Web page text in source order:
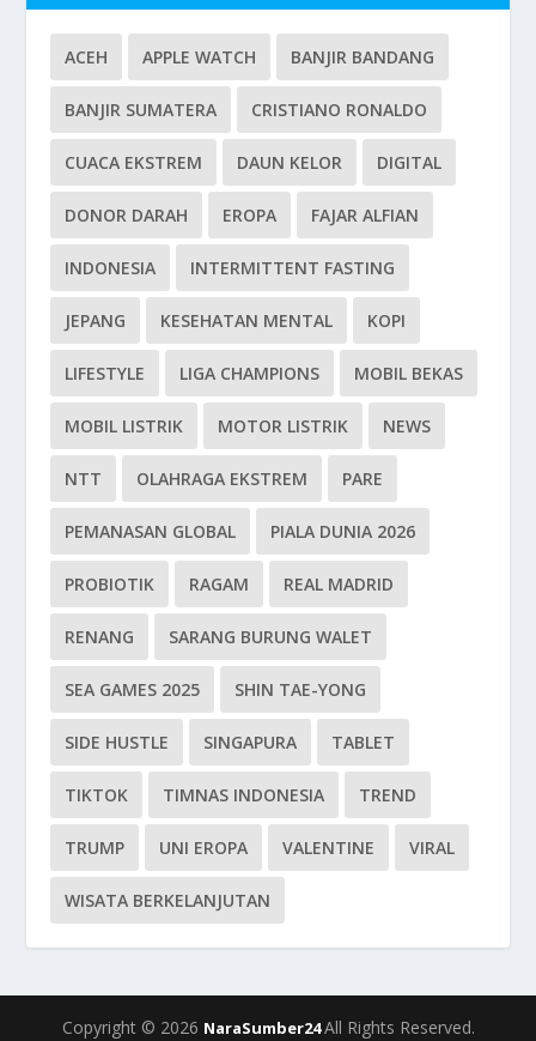
ACEH APPLE WATCH BANJIR BANDANG
BANJIR SUMATERA CRISTIANO RONALDO
CUACA EKSTREM DAUN KELOR DIGITAL
DONOR DARAH EROPA FAJAR ALFIAN
INDONESIA INTERMITTENT FASTING
JEPANG KESEHATAN MENTAL KOPI
LIFESTYLE LIGA CHAMPIONS MOBIL BEKAS
MOBIL LISTRIK MOTOR LISTRIK NEWS
NTT OLAHRAGA EKSTREM PARE
PEMANASAN GLOBAL PIALA DUNIA 2026
PROBIOTIK RAGAM REAL MADRID
RENANG SARANG BURUNG WALET
SEA GAMES 2025 SHIN TAE-YONG
SIDE HUSTLE SINGAPURA TABLET
TIKTOK TIMNAS INDONESIA TREND
TRUMP UNI EROPA VALENTINE VIRAL
WISATA BERKELANJUTAN
Copyright © 2026 NaraSumber24All Rights Reserved.